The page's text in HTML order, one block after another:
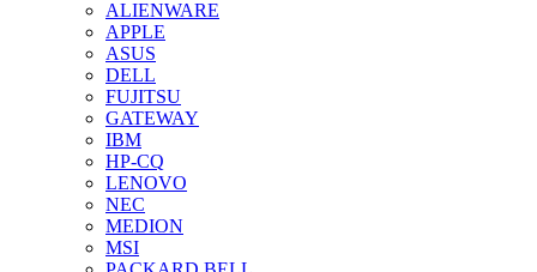
ALIENWARE
APPLE
ASUS
DELL
FUJITSU
GATEWAY
IBM
HP-CQ
LENOVO
NEC
MEDION
MSI